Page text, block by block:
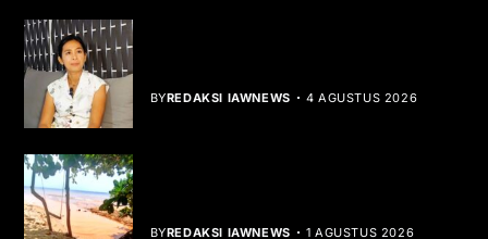
BYREDAKSI IAWNEWS 4 AGUSTUS 2026
BYREDAKSI IAWNEWS 1 AGUSTUS 2026